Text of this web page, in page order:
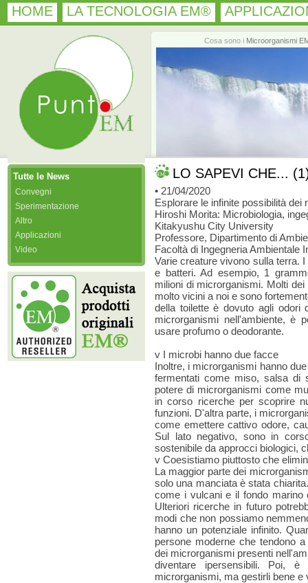
HOME LA TECNOLOGIA EM®
Tutte le News
Convegni
Sperimentazione
Altro
Applicazioni
Video
Cosa sono i Microorganismi
LO SAPEVI CHE...
• 21/04/2020
Esplorare le infinite possibilità dei
Hiroshi Morita: Microbiologia,
Kitakyushu City University
Professore, Dipartimento di
Facoltà di Ingegneria Ambientale
Varie creature vivono sulla terra.
e batteri. Ad esempio, 1
milioni di microrganismi. Molti
molto vicini a noi e sono
della toilette è dovuto agli odori
microrganismi nell'ambiente, è
usare profumo o deodorante.
v I microbi hanno due facce
Inoltre, i microrganismi hanno
fermentati come miso, salsa di
potere di microrganismi come
in corso ricerche per scoprire
funzioni. D'altra parte, i
come emettere cattivo odore,
Sul lato negativo, sono in
sostenibile da approcci biologici,
v Coesistiamo piuttosto che
La maggior parte dei
solo una manciata è stata
come i vulcani e il fondo marino
Ulteriori ricerche in futuro
modi che non possiamo
hanno un potenziale infinito.
persone moderne che tendono
dei microrganismi presenti
diventare ipersensibili. Poi, è
microrganismi, ma gestirli bene e